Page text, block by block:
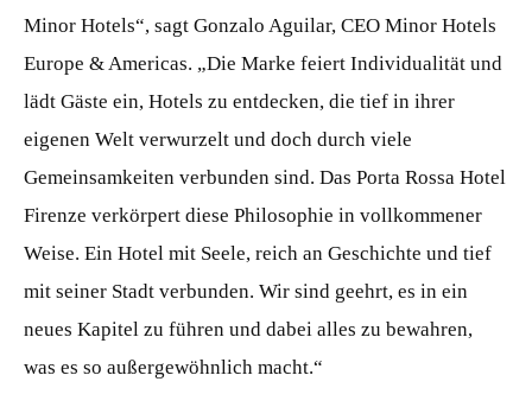
Minor Hotels“, sagt Gonzalo Aguilar, CEO Minor Hotels
Europe & Americas. „Die Marke feiert Individualität und
lädt Gäste ein, Hotels zu entdecken, die tief in ihrer
eigenen Welt verwurzelt und doch durch viele
Gemeinsamkeiten verbunden sind. Das Porta Rossa Hotel
Firenze verkörpert diese Philosophie in vollkommener
Weise. Ein Hotel mit Seele, reich an Geschichte und tief
mit seiner Stadt verbunden. Wir sind geehrt, es in ein
neues Kapitel zu führen und dabei alles zu bewahren,
was es so außergewöhnlich macht.“